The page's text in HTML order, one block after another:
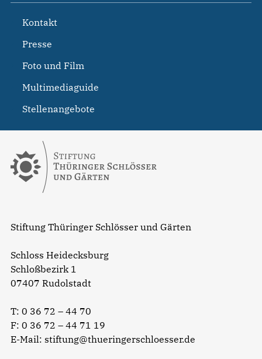
Stiftung Thüringer Schlösser und Gärten
Schloss Heidecksburg
Schloßbezirk 1
07407 Rudolstadt
T: 0 36 72 – 44 70
F: 0 36 72 – 44 71 19
E-Mail: stiftung@thueringerschloesser.de
Kontakt
Presse
Foto und Film
Multimediaguide
Stellenangebote